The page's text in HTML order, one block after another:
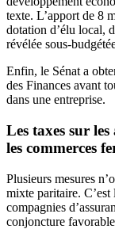
texte. L’apport de 8
dotation d’élu local,
révélée sous-
Enfin, le Sénat a
des Finances avant
dans une entreprise.
Les taxes sur
les commerces
Plusieurs mesures
mixte paritaire. C’est
compagnies
conjoncture